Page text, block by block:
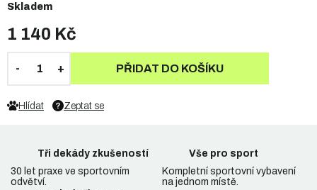
1 140 Kč
Skladem
PŘIDAT DO KOŠÍKU
Zeptat se
Hlídat
Tři dekády zkušeností
30 let praxe ve sportovním
odvětví.
Vše pro sport
Kompletní sportovní vybavení
na jednom místě.